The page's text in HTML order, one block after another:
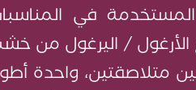
في
الأرغول / اليرغول من
متلاصقتين، واحدة